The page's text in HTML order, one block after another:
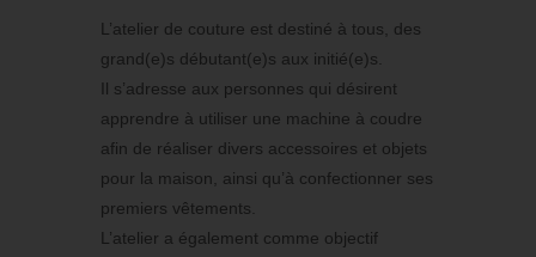
L’atelier de couture est destiné à tous, des
grand(e)s débutant(e)s aux initié(e)s.
Il s’adresse aux personnes qui désirent
apprendre à utiliser une machine à coudre
afin de réaliser divers accessoires et objets
pour la maison, ainsi qu’à confectionner ses
premiers vêtements.
L’atelier a également comme objectif